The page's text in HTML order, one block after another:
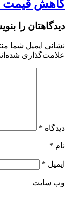
کاهش قیمت
دیدگاهتان را
نشانی ایمیل شما
علامت‌گذاری
دیدگاه *
نام *
ایمیل *
وب‌ سایت